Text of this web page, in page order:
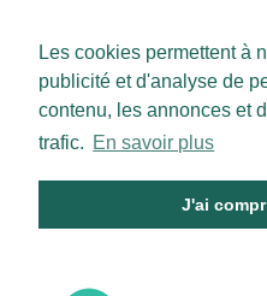
Les cookies permettent à
publicité et d'analyse de
contenu, les annonces et
trafic. En savoir plus
J'ai